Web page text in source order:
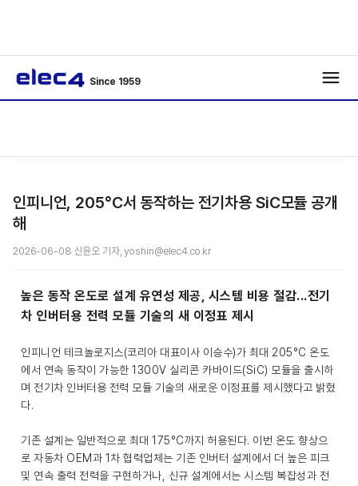
Since 1959
인피니언, 205°C서 동작하는 전기차용 SiC모듈 공개
해
2026-06-08 신윤오 기자, yoshin@elec4.co.kr
높은 동작 온도로 설계 유연성 제공, 시스템 비용 절감...전기
차 인버터용 전력 모듈 기술의 새 이정표 제시
인피니언 테크놀로지스(코리아 대표이사 이승수)가 최대 205°C 온도
에서 연속 동작이 가능한 1300V 실리콘 카바이드(SiC) 모듈을 출시하
며 전기차 인버터용 전력 모듈 기술의 새로운 이정표를 제시했다고 밝혔
다.
기존 설계는 일반적으로 최대 175°C까지 허용된다. 이번 온도 향상으
로 자동차 OEM과 1차 협력업체는 기존 인버터 설계에서 더 높은 피크
및 연속 출력 전력을 구현하거나, 신규 설계에서는 시스템 복잡성과 전